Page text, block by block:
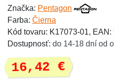
Značka: Pentagon
Farba: Čierna
Kód tovaru: K17073-01,
Dostupnosť: do 14-18 dní od
16,42 €